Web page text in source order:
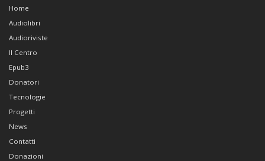
Home
Audiolibri
Audioriviste
Il Centro
Epub3
Donatori
Tecnologie
Progetti
News
Contatti
Donazioni